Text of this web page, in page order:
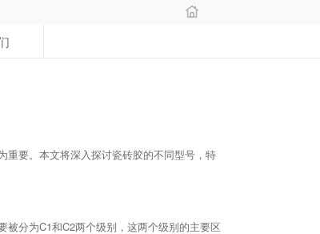
重要。本文将深入探讨瓷砖胶的不同型号，特
分为C1和C2两个级别，这两个级别的主要区